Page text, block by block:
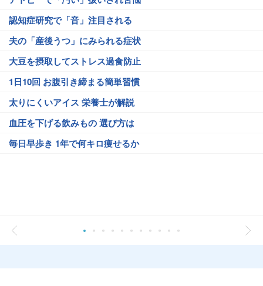
認知症研究で「音」注目される
夫の「産後うつ」にみられる症状
大豆を摂取してストレス過食防止
1日10回 お腹引き締まる簡単習慣
太りにくいアイス 栄養士が解説
血圧を下げる飲みもの 選び方は
毎日早歩き 1年で何キロ痩せるか